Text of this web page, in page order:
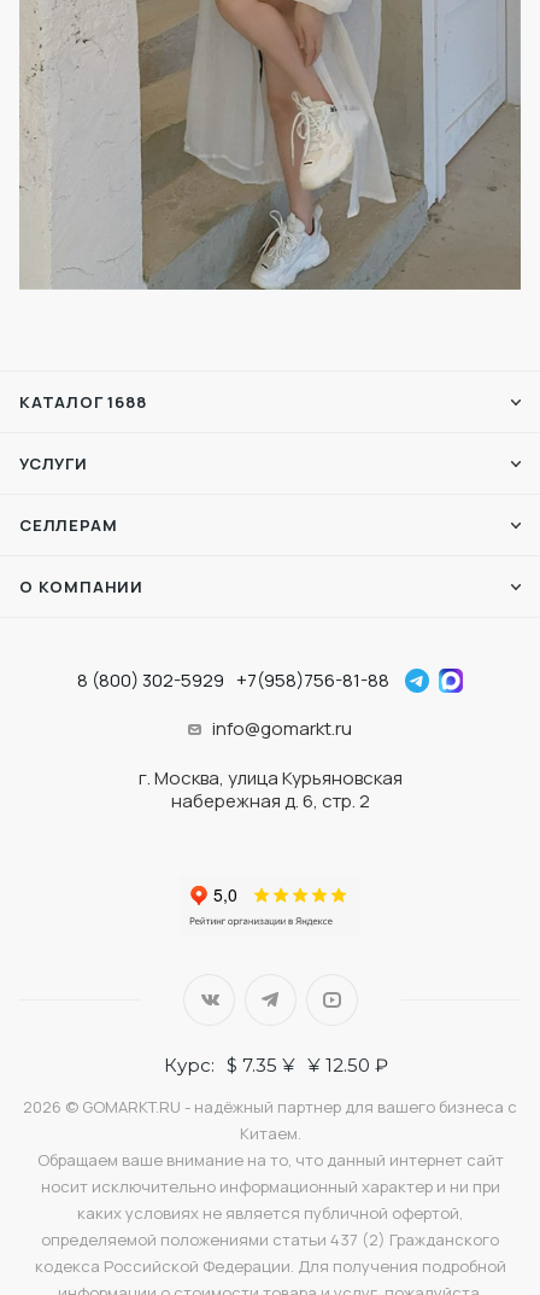
КАТАЛОГ 1688
УСЛУГИ
СЕЛЛЕРАМ
О КОМПАНИИ
8 (800) 302-5929 +7(958)756-81-88
info@gomarkt.ru
г. Москва, улица Курьяновская
набережная д. 6, стр. 2
Курс: $ 7.35 ¥ ¥ 12.50 ₽
2026 © GOMARKT.RU - надёжный партнер для вашего бизнеса с
Китаем.
Обращаем ваше внимание на то, что данный интернет сайт
носит исключительно информационный характер и ни при
каких условиях не является публичной офертой,
определяемой положениями статьи 437 (2) Гражданского
кодекса Российской Федерации. Для получения подробной